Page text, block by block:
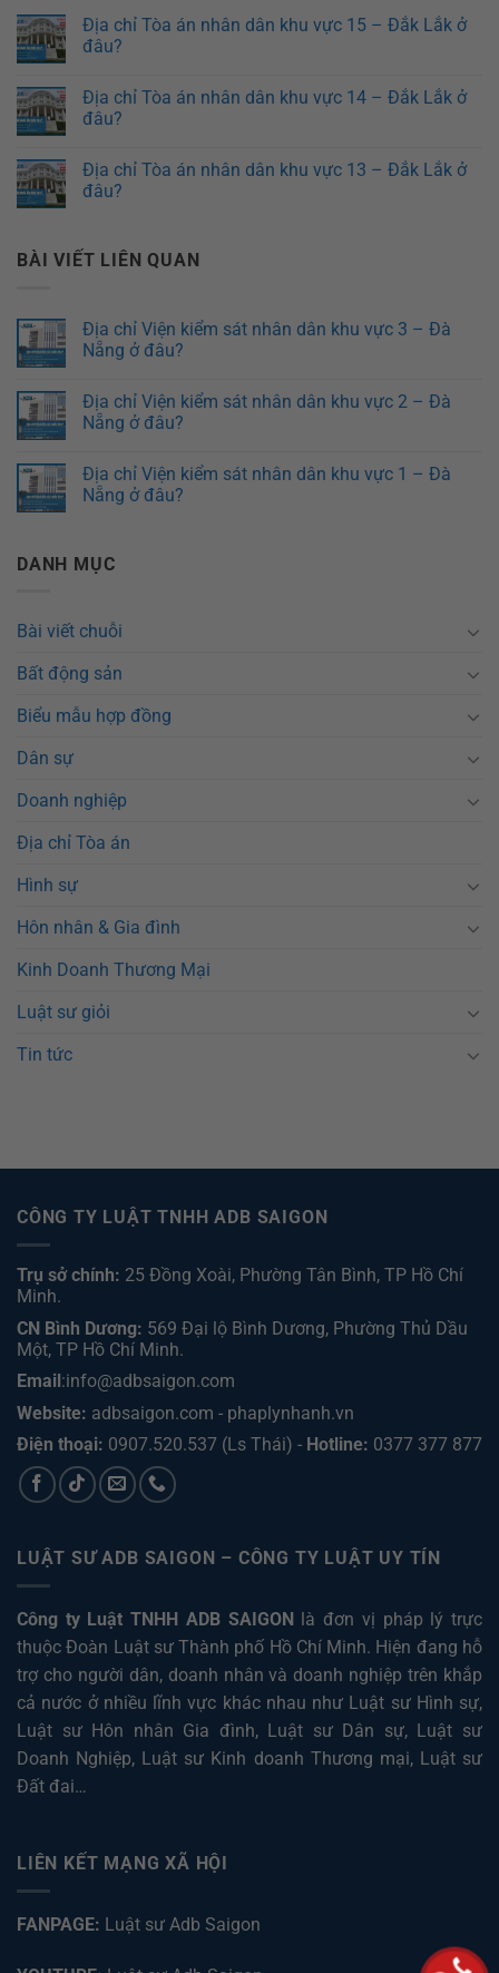
Địa chỉ Tòa án nhân dân khu vực 15 – Đắk Lắk ở
đâu?
Địa chỉ Tòa án nhân dân khu vực 14 – Đắk Lắk ở
đâu?
Địa chỉ Tòa án nhân dân khu vực 13 – Đắk Lắk ở
đâu?
BÀI VIẾT LIÊN QUAN
Địa chỉ Viện kiểm sát nhân dân khu vực 3 – Đà
Nẵng ở đâu?
Địa chỉ Viện kiểm sát nhân dân khu vực 2 – Đà
Nẵng ở đâu?
Địa chỉ Viện kiểm sát nhân dân khu vực 1 – Đà
Nẵng ở đâu?
DANH MỤC
Bài viết chuỗi
Bất động sản
Biểu mẫu hợp đồng
Dân sự
Doanh nghiệp
Địa chỉ Tòa án
Hình sự
Hôn nhân & Gia đình
Kinh Doanh Thương Mại
Luật sư giỏi
Tin tức
CÔNG TY LUẬT TNHH ADB SAIGON
Trụ sở chính: 25 Đồng Xoài, Phường Tân Bình, TP Hồ Chí
Minh.
CN Bình Dương: 569 Đại lộ Bình Dương, Phường Thủ Dầu
Một, TP Hồ Chí Minh.
Email :info@adbsaigon.com
Website: adbsaigon.com - phaplynhanh.vn
Điện thoại: 0907.520.537 (Ls Thái) - Hotline: 0377 377 877
LUẬT SƯ ADB SAIGON – CÔNG TY LUẬT UY TÍN
Công ty Luật TNHH ADB SAIGONlà đơn vị pháp lý trực
thuộc Đoàn Luật sư Thành phố Hồ Chí Minh. Hiện đang hỗ
trợ cho người dân, doanh nhân và doanh nghiệp trên khắp
cả nước ở nhiều lĩnh vực khác nhau như Luật sư Hình sự,
Luật sư Hôn nhân Gia đình, Luật sư Dân sự, Luật sư
Doanh Nghiệp, Luật sư Kinh doanh Thương mại, Luật sư
Đất đai…
LIÊN KẾT MẠNG XÃ HỘI
FANPAGE: Luật sư Adb Saigon